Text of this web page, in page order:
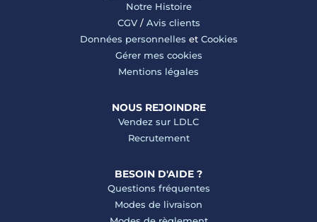
Notre Histoire
CGV/ Avis clients
Données personnelles et Cookies
Gérer mes cookies
Mentions légales
NOUS REJOINDRE
Vendez sur LDLC
Recrutement
BESOIN D'AIDE ?
Questions fréquentes
Modes de livraison